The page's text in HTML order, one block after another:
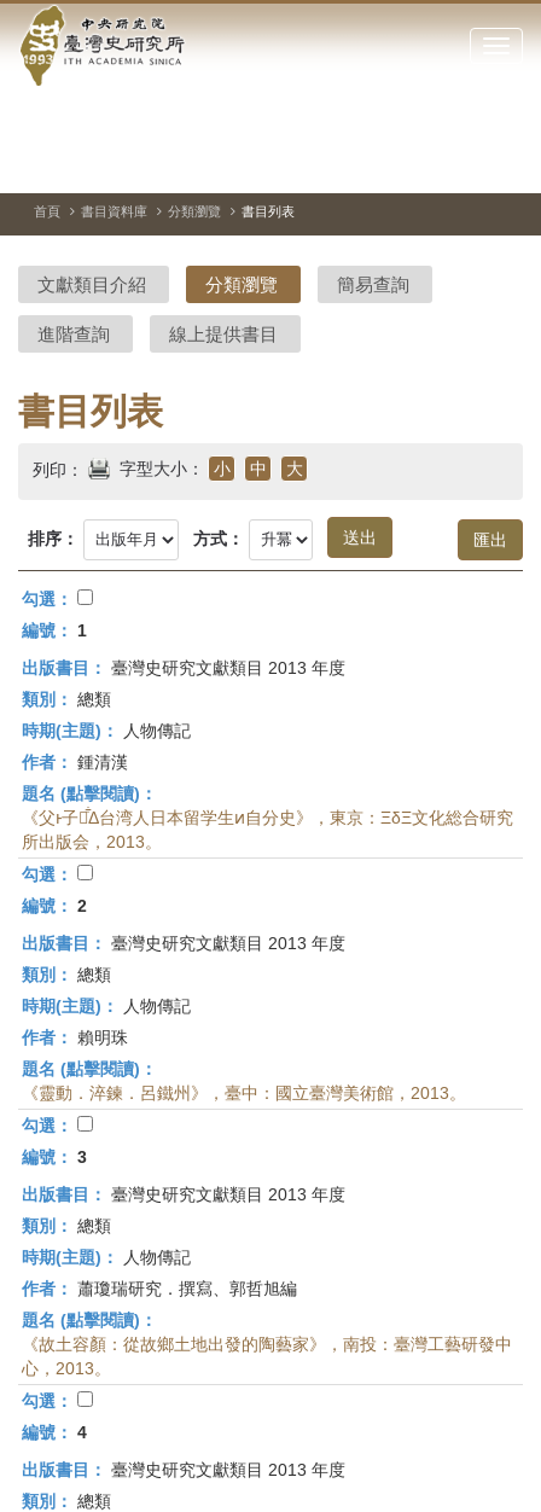
到中
央
院-
臺
灣
史
研
究
首
頁
點
閉
站
停、
圖
圖
結
首頁 書目資料庫 分類瀏覽 書目列表
文獻類目介紹 分類瀏覽 簡易查詢
進階查詢 線上提供書目
書目列表
列印： 字型大小： 小 中 大
排序： 方式：
勾選：
編號：
1
出版書目： 臺灣史研究文獻類目 2013 年度
類別： 總類
時期(主題)：
人物傳記
作者： 鍾清漢
題名 (點擊閱讀)：
《父ͱ子：͋Δ台湾人日本留学生ͷ自分史》，東京：ΞδΞ文化総合研究
所出版会，2013。
勾選：
編號： 2
出版書目： 臺灣史研究文獻類目 2013 年度
類別： 總類
時期(主題)：
人物傳記
作者：
賴明珠
題名 (點擊閱讀)：
《靈動．淬鍊．呂鐵州》，臺中：國立臺灣美術館，2013。
勾選：
編號： 3
出版書目： 臺灣史研究文獻類目 2013 年度
類別： 總類
時期(主題)：
人物傳記
作者： 蕭瓊瑞研究．撰寫、郭哲旭編
題名 (點擊閱讀)：
《故土容顏：從故鄉土地出發的陶藝家》，南投：臺灣工藝研發中
心，2013。
勾選：
編號： 4
出版書目： 臺灣史研究文獻類目 2013 年度
類別： 總類